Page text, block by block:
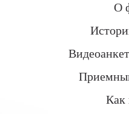
О
Как